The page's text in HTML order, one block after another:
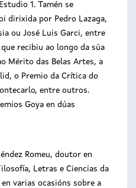
1. Tamén se
dirixida por Pedro Lazaga,
ou José Luis Garci, entre
recibiu ao longo da súa
Mérito das Belas Artes, a
o Premio da Crítica do
entre outros.
Goya en dúas
Romeu, doutor en
Letras e Ciencias da
varias ocasións sobre a